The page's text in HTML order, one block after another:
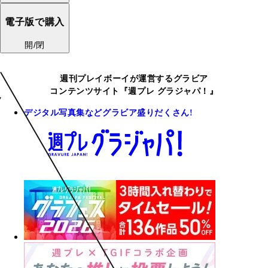
電子版で購入
開/閉
週刊プレイボーイが運営するグラビア
コンテンツサイト『週プレ グラジャパ！』
デジタル写真集などグラビア盛りだくさん!